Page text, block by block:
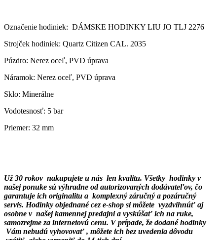
Označenie hodiniek: DÁMSKE HODINKY LIU JO TLJ 2276
Strojček hodiniek: Quartz Citizen CAL. 2035
Púzdro: Nerez oceľ, PVD úprava
Náramok: Nerez oceľ, PVD úprava
Sklo: Minerálne
Vodotesnosť: 5 bar
Priemer: 32 mm
Už 30 rokov nakupujete u nás len kvalitu. Všetky hodinky v
našej ponuke sú výhradne od autorizovaných dodávateľov, čo
garantuje ich originalitu a komplexný záručný a pozáručný
servis. Hodinky objednané cez e-shop si môžete vyzdvihnúť aj
osobne v našej kamennej predajni a vyskúšať ich na ruke,
samozrejme za internetovú cenu. V prípade, že dodané hodinky
Vám nebudú vyhovovať , môžete ich bez uvedenia dôvodu